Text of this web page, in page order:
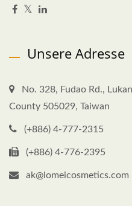
Unsere Adresse
No. 328, Fudao Rd.,
County 505029, Taiwan
(+886) 4-777-2315
(+886) 4-776-2395
ak@lomeicosmetics.com